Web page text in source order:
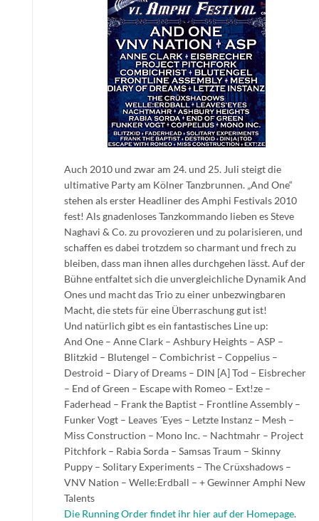
Auch 2010 und zwar am 24. und 25. Juli steigt die
ultimative Party am Kölner Tanzbrunnen. „And One“
stehen als erster Headliner des Amphi Festivals 2010
fest! Als gnadenloses Tanzkommando lieben es Steve
Naghavi & Co. zu provozieren und zu polarisieren, und
schaffen es dabei trotzdem so charmant und frech zu
bleiben, dass man ihnen alles durchgehen lässt. Auf der
Bühne entfaltet sich die unvergleichliche Dynamik And
Ones und macht das Trio zu einer unbezwingbaren
Macht, die stets für eine Überraschung gut ist!
Und natürlich gibt es ein fantastisches Line up:
And One – Anne Clark – Ashbury Heights – ASP –
Blitzkid – Blutengel – Combichrist – Coppelius –
Destroid – Diary of Dreams – DIN [A] Tod – Eisbrecher
– End of Green – Escape with Romeo – Ext!ze –
Faderhead – Frank the Baptist – Frontline Assembly –
Funker Vogt – Leaves ´Eyes – Letzte Instanz – Mesh –
Miss Construction – Mono Inc. – Nachtmahr – Project
Pitchfork – Rabia Sorda – Samsas Traum – Skinny
Puppy – Solitary Experiments – The Crüxshadows –
VNV Nation – Welle:Erdball – + Gewinner Amphi New
Talents
Die Running Order findet ihr hier auf der Homepage.